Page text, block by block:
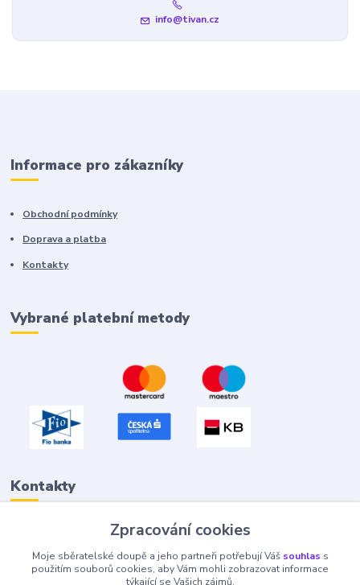
info@tivan.cz
Informace pro zákazníky
Obchodní podmínky
Doprava a platba
Kontakty
Vybrané platební metody
Kontakty
info@tivan.cz
Zpracování cookies
Moje sběratelské doupě a jeho partneři potřebují Váš souhlas s
použitím souborů cookies, aby Vám mohli zobrazovat informace
týkající se Vašich zájmů.